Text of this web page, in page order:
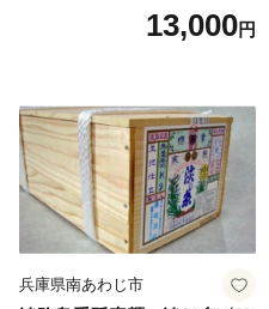
13,000円
兵庫県南あわじ市